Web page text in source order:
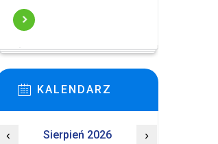
KALENDARZ
‹ Sierpień 2026 ›